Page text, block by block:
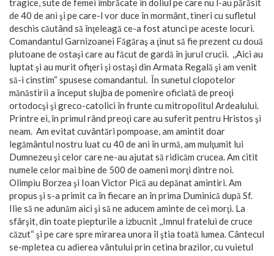
tragice, sute de femei îmbrăcate în doliul pe care nu l-au părăsit
de 40 de ani şi pe care-l vor duce în mormânt, tineri cu sufletul
deschis căutând să înţeleagă ce-a fost atunci pe aceste locuri.
Comandantul Garnizoanei Făgăraş a ţinut să fie prezent cu două
plutoane de ostaşi care au făcut de gardă în jurul crucii. ,,Aici au
luptat şi au murit ofiţeri şi ostaşi din Armata Regală şi am venit
să-i cinstim“ spusese comandantul. În sunetul clopotelor
mănăstirii a început slujba de pomenire oficiată de preoţi
ortodocşi şi greco-catolici în frunte cu mitropolitul Ardealului.
Printre ei, în primul rând preoţi care au suferit pentru Hristos şi
neam. Am evitat cuvântări pompoase, am amintit doar
legământul nostru luat cu 40 de ani în urmă, am mulţumit lui
Dumnezeu şi celor care ne-au ajutat să ridicăm crucea. Am citit
numele celor mai bine de 500 de oameni morţi dintre noi.
Olimpiu Borzea şi Ioan Victor Pică au depănat amintiri. Am
propus şi s-a primit ca în fiecare an în prima Duminică după Sf.
Ilie să ne adunăm aici şi să ne aducem aminte de cei morţi. La
sfârşit, din toate piepturile a izbucnit ,,Imnul fratelui de cruce
căzut“ şi pe care spre mirarea unora îl ştia toată lumea. Cântecul
se-mpletea cu adierea vântului prin cetina brazilor, cu vuietul